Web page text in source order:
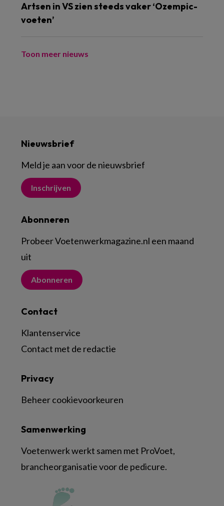
Artsen in VS zien steeds vaker ‘Ozempic-
voeten’
Toon meer nieuws
Nieuwsbrief
Meld je aan voor de nieuwsbrief
Inschrijven
Abonneren
Probeer Voetenwerkmagazine.nl een maand
uit
Abonneren
Contact
Klantenservice
Contact met de redactie
Samenwerking
Voetenwerk werkt samen met ProVoet,
brancheorganisatie voor de pedicure.
Privacy
Beheer cookievoorkeuren